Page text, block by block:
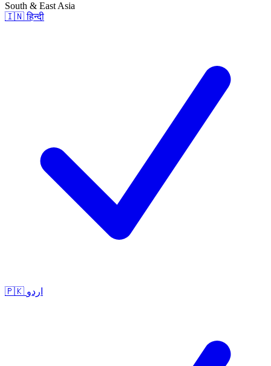
South & East Asia
🇮🇳 हिन्दी
🇵🇰 اردو